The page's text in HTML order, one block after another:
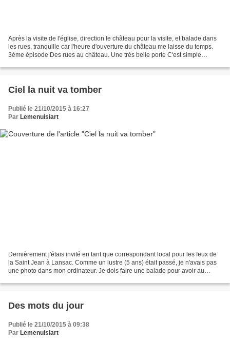
Après la visite de l'église, direction le château pour la visite, et balade dans
les rues, tranquille car l'heure d'ouverture du château me laisse du temps.
3ème épisode Des rues au château. Une très belle porte C'est simple
Ciel la nuit va tomber
Publié le 21/10/2015 à 16:27
Par Lemenuisiart
Dernièrement j'étais invité en tant que correspondant local pour les feux de
la Saint Jean à Lansac. Comme un lustre (5 ans) était passé, je n'avais pas
une photo dans mon ordinateur. Je dois faire une balade pour avoir au
Des mots du jour
Publié le 21/10/2015 à 09:38
Par Lemenuisiart